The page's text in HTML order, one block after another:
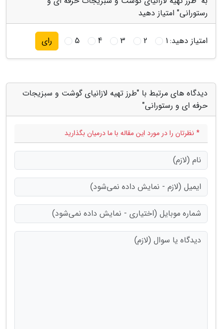
رستورانی" امتیاز دهید
امتیاز دهید:1
2
3
4
5 رای
دیدگاه های مرتبط با "طرز تهیه لازانیای گوشت و سبزیجات
حرفه ای و رستورانی"
* نظرتان را در مورد این مقاله با ما درمیان بگذارید